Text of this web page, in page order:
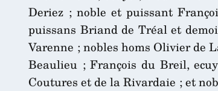
Deriez ; noble et puissant
puissans Briand de Tréal et
Varenne ; nobles homs Olivier de
Beaulieu ; François du Breil,
Coutures et de la Rivardaie ; et